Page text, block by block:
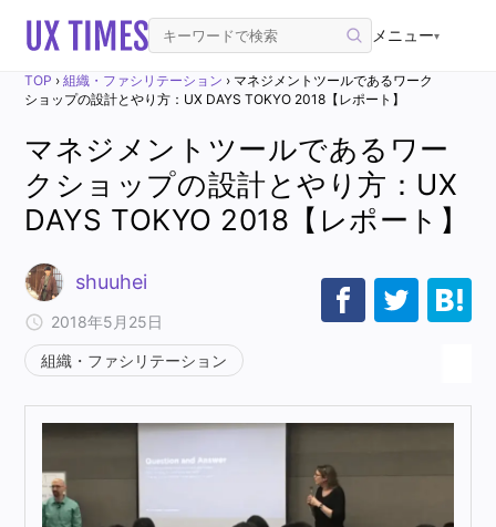
メニュー▾
TOP ›組織・ファシリテーション › マネジメントツールであるワーク
ショップの設計とやり方：UX DAYS TOKYO 2018【レポート】
マネジメントツールであるワー
クショップの設計とやり方：UX
DAYS TOKYO 2018【レポート】
shuuhei
2018年5月25日
組織・ファシリテーション